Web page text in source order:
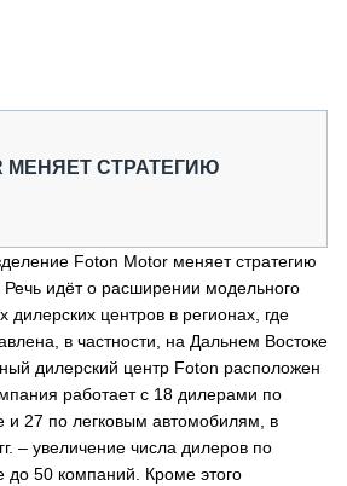
МЕНЯЕТ СТРАТЕГИЮ
Foton Motor меняет стратегию
идёт о расширении модельного
дилерских центров в регионах, где
в частности, на Дальнем Востоке
дилерский центр Foton расположен
работает с 18 дилерами по
и 27 по легковым автомобилям, в
– увеличение числа дилеров по
до 50 компаний. Кроме этого